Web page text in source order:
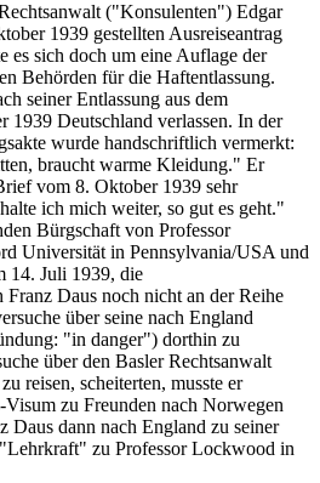
("Konsulenten") Edgar
1939 gestellten Ausreiseantrag
es sich doch um eine Auflage der
Behörden für die Haftentlassung.
seiner Entlassung aus dem
1939 Deutschland verlassen. In der
wurde handschriftlich vermerkt:
braucht warme Kleidung." Er
vom 8. Oktober 1939 sehr
ich mich weiter, so gut es geht."
Bürgschaft von Professor
Universität in Pennsylvania/USA und
14. Juli 1939, die
Daus noch nicht an der Reihe
über seine nach England
"in danger") dorthin zu
über den Basler Rechtsanwalt
reisen, scheiterten, musste er
zu Freunden nach Norwegen
Daus dann nach England zu seiner
zu Professor Lockwood in